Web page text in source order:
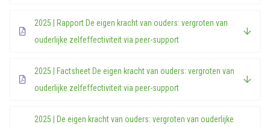
2025 | Rapport De eigen kracht van ouders: vergroten van
ouderlijke zelfeffectiviteit via peer-support
2025 | Factsheet De eigen kracht van ouders: vergroten van
ouderlijke zelfeffectiviteit via peer-support
2025 | De eigen kracht van ouders: vergroten van ouderlijke